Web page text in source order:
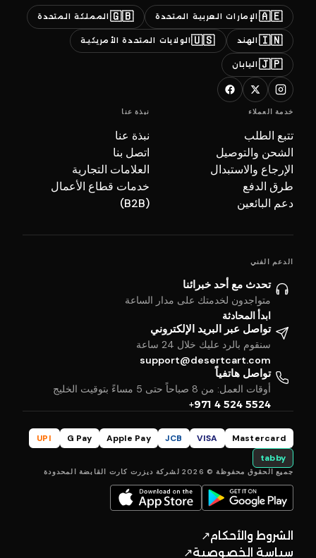
🇦🇪 الإمارات العربية المتحدة 🇬🇧 المملكة المتحدة
🇮🇳 الهند 🇺🇸الولايات المتحدة الأمريكية
🇯🇵 اليابان
خدمة العملاء
تتبع الطلب
الشحن والتوصيل
الإرجاع والاستبدال
طرق الدفع
دعم البائعين
نبذة عنا
نبذة عنا
اتصل بنا
العلامات التجارية
خدمات قطاع الأعمال
(B2B)
الدعم الفني
تحدث مع أحد خبرائنا
متواجدون لخدمتك على مدار الساعة
ابدأ المحادثة
تواصل عبر البريد الإلكتروني
سنقوم بالرد عليك خلال 24 ساعة
support@desertcart.com
تواصل هاتفياً
أوقات العمل: من 8 صباحاً حتى 5 مساءً بتوقيت الخليج
+971 4 524 5524
Mastercard
VISA
JCB
Apple Pay
G Pay
UPI
tabby
جميع الحقوق محفوظة © 2026 لشركة ديزرت كارت القابضة المحدودة
الشروط والأحكام↗
سياسة الخصوصية↗